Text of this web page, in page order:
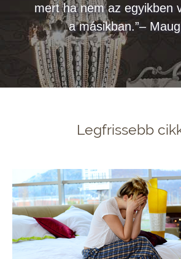
mert ha nem az egyikben
a másikban.”–
Legfrissebb